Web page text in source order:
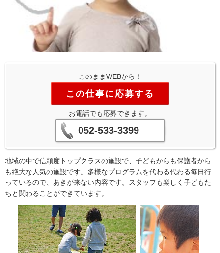
このままWEBから！
この仕事に応募する
お電話でも応募できます。
052-533-3399
地域の中で信頼度トップクラスの施設で、子どもからも保護者から
も絶大な人気の施設です。多様なプログラムを代わる代わる毎日行
っているので、あきが来ない内容です。スタッフも楽しく子どもた
ちと関わることができています。